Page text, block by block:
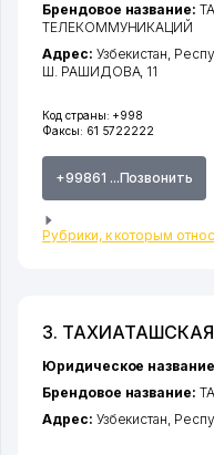
Код страны: +998
Факсы: 61 5722222
+99861 ...Позвонить
Рубрики, к которым
Брендовое название:
ТЕЛЕКОММУНИКАЦИЙ
Адрес: Узбекистан,
Ш. РАШИДОВА, 11
3.
Юридическое
Брендовое название:
Адрес: Узбекистан,